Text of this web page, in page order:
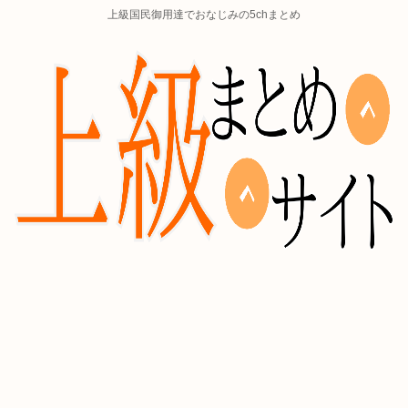
上級国民御用達でおなじみの5chまとめ